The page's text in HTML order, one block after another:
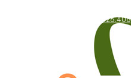
WhatsApp: +84.909.426.406